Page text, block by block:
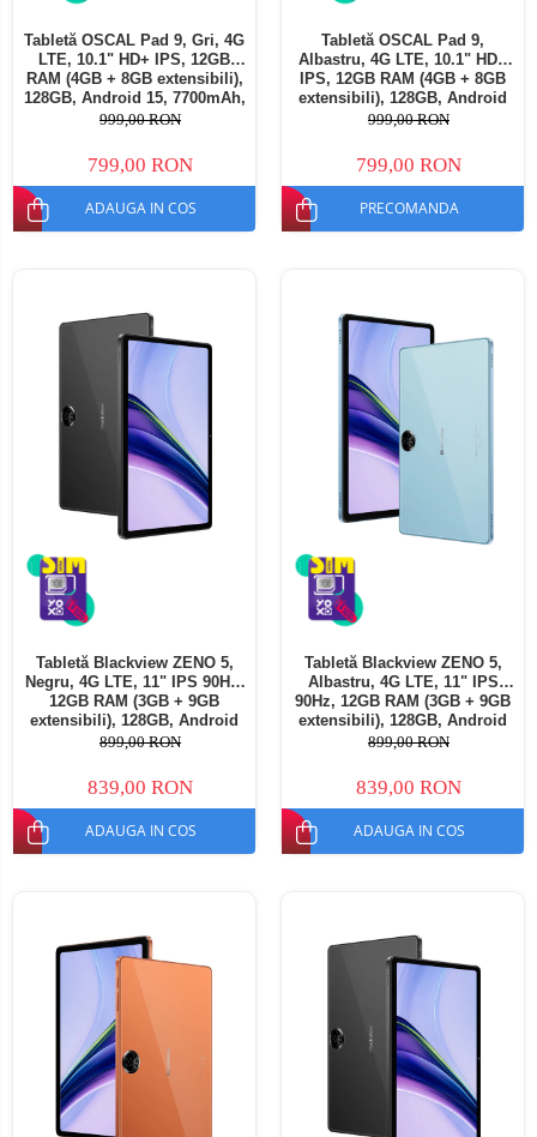
Tabletă OSCAL Pad 9, Gri, 4G
LTE, 10.1" HD+ IPS, 12GB
RAM (4GB + 8GB extensibili),
128GB, Android 15, 7700mAh,
Dual SIM
999,00 RON
799,00 RON
ADAUGA IN COS
Tabletă OSCAL Pad 9,
Albastru, 4G LTE, 10.1" HD+
IPS, 12GB RAM (4GB + 8GB
extensibili), 128GB, Android
15, 7700mAh, Dual SIM
999,00 RON
799,00 RON
PRECOMANDA
Tabletă Blackview ZENO 5,
Negru, 4G LTE, 11" IPS 90Hz,
12GB RAM (3GB + 9GB
extensibili), 128GB, Android
16, Unisoc T7250, 8300mAh,
SIM
899,00 RON
839,00 RON
ADAUGA IN COS
Tabletă Blackview ZENO 5,
Albastru, 4G LTE, 11" IPS
90Hz, 12GB RAM (3GB + 9GB
extensibili), 128GB, Android
16, Unisoc T7250, 8300mAh,
SIM
899,00 RON
839,00 RON
ADAUGA IN COS